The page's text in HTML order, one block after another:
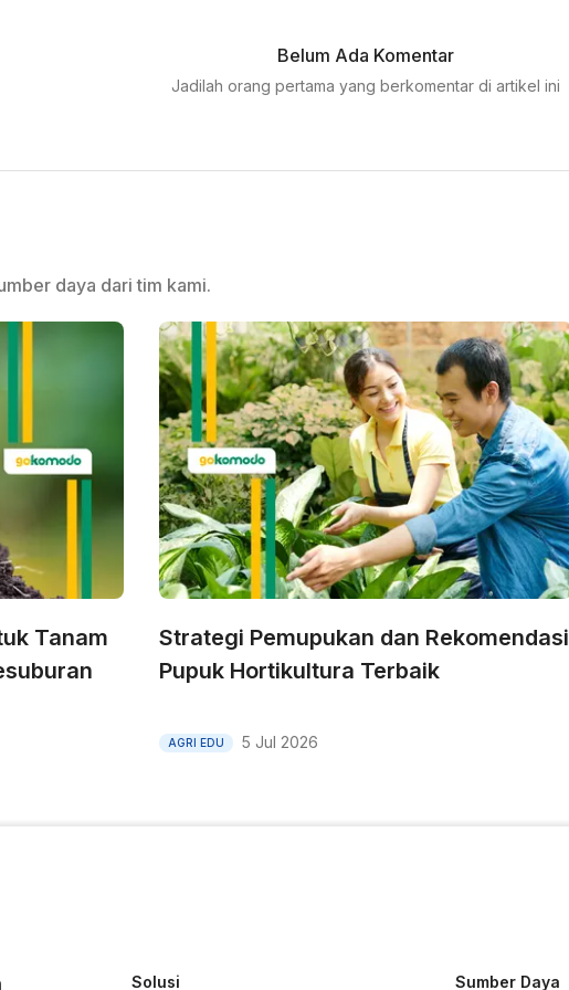
Belum Ada Komentar
Jadilah orang pertama yang berkomentar di artikel ini
daya dari tim kami.
Tanam
Strategi Pemupukan dan Rekomendasi
Pupuk Hortikultura Terbaik
AGRI EDU 5 Jul 2026
Solusi Sumber Daya